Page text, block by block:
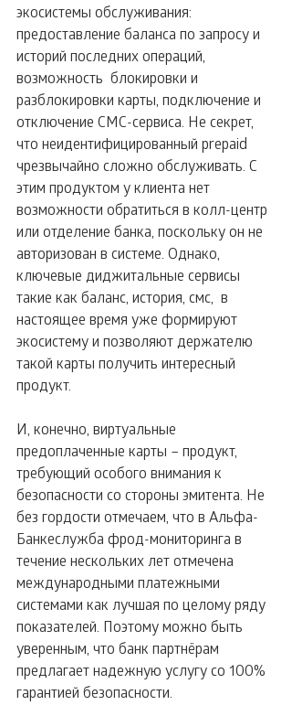
экосистемы обслуживания:
предоставление баланса по запросу и
историй последних операций,
возможность  блокировки и
разблокировки карты, подключение и
отключение СМС-сервиса. Не секрет,
что неидентифицированный prepaid
чрезвычайно сложно обслуживать. С
этим продуктом у клиента нет
возможности обратиться в колл-центр
или отделение банка, поскольку он не
авторизован в системе. Однако,
ключевые диджитальные сервисы
такие как баланс, история, смс,  в
настоящее время уже формируют
экосистему и позволяют держателю
такой карты получить интересный
продукт.
И, конечно, виртуальные
предоплаченные карты – продукт,
требующий особого внимания к
безопасности со стороны эмитента. Не
без гордости отмечаем, что в Альфа-
Банкеслужба фрод-мониторинга в
течение нескольких лет отмечена
международными платежными
системами как лучшая по целому ряду
показателей. Поэтому можно быть
уверенным, что банк партнёрам
предлагает надежную услугу со 100%
гарантией безопасности.